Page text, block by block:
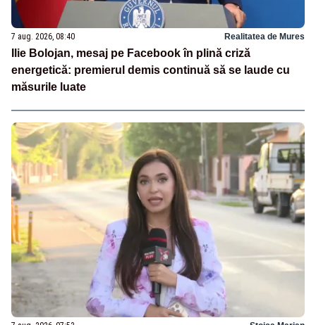
7 aug. 2026, 08:40 Realitatea de Mures
Ilie Bolojan, mesaj pe Facebook în plină criză
energetică: premierul demis continuă să se laude cu
măsurile luate